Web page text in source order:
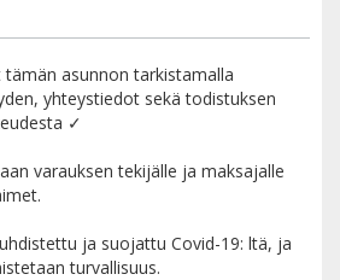
asunnon tarkistamalla
yhteystiedot sekä todistuksen
✓
varauksen tekijälle ja maksajalle
ja suojattu Covid-19: ltä, ja
turvallisuus.